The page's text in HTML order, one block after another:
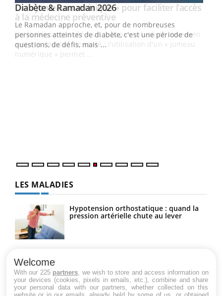
Youtube
Diabète & Ramadan 2026Youtube
Le Ramadan approche, et, pour de nombreuses
personnes atteintes de diabète, c'est une période de
questions, de défis, mais ...
Youtube
Un « jumeau numérique » pour faciliter l’accès
à la médecine préventiveYoutube
Un établissement lié à un groupe mutualiste innove en
matière de bilan de santé : l'utilisation d'un « jumeau
numérique » permet ...
LES MALADIES
Hypotension orthostatique : quand la
pression artérielle chute au lever
Welcome
With our 225 partners , we wish to store and access information on
your devices (cookies, pixels in emails, etc.), combine and share
your personal data with our partners, whether collected on this
website or in our emails, already held by some of us, or obtained